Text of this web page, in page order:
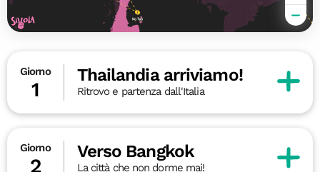
Giorno
1
Thailandia arriviamo!
Ritrovo e partenza dall'Italia
Giorno
2
Verso Bangkok
La città che non dorme mai!